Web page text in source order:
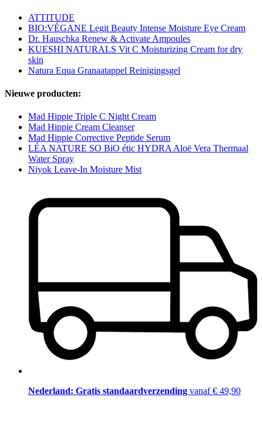
ATTITUDE
BIO:VÉGANE Legit Beauty Intense Moisture Eye Cream
Dr. Hauschka Renew & Activate Ampoules
KUESHI NATURALS Vit C Moisturizing Cream for dry
skin
Natura Equa Granaatappel Reinigingsgel
Nieuwe producten:
Mad Hippie Triple C Night Cream
Mad Hippie Cream Cleanser
Mad Hippie Corrective Peptide Serum
LÉA NATURE SO BiO étic HYDRA Aloë Vera Thermaal
Water Spray
Niyok Leave-In Moisture Mist
Nederland: Gratis standaardverzending vanaf € 49,90